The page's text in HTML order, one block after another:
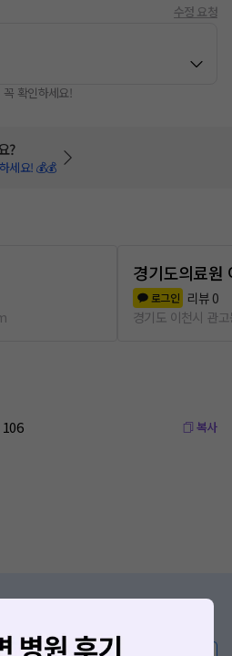
수정 요청
확인하세요!
?
세요! 💰💰
경기도의료원
로그인 리뷰 0
경기도 이천시 관
복사